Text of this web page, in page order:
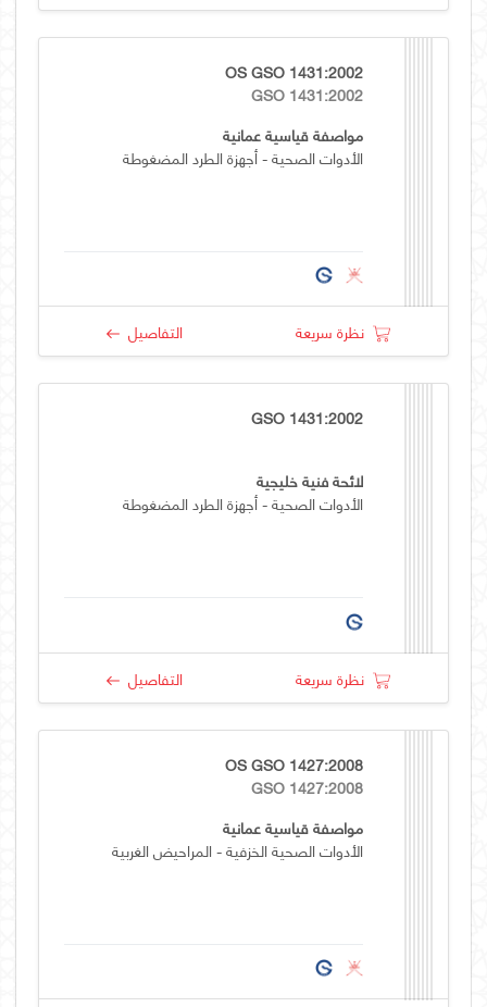
OS GSO 1431:2002
GSO 1431:2002
مواصفة قياسية عمانية
الأدوات الصحية - أجهزة الطرد المضغوطة
نظرة سريعة التفاصيل
GSO 1431:2002
لائحة فنية خليجية
الأدوات الصحية - أجهزة الطرد المضغوطة
نظرة سريعة التفاصيل
OS GSO 1427:2008
GSO 1427:2008
مواصفة قياسية عمانية
الأدوات الصحية الخزفية - المراحيض الغربية